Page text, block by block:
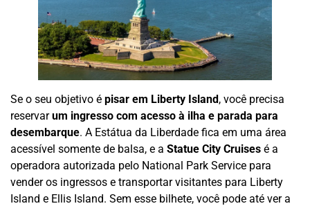
Se o seu objetivo é pisar em Liberty Island, você precisa
reservarum ingresso com acesso à ilha e parada para
desembarque. A Estátua da Liberdade fica em uma área
acessível somente de balsa, e a Statue City Cruises é a
operadora autorizada pelo National Park Service para
vender os ingressos e transportar visitantes para Liberty
Island e Ellis Island. Sem esse bilhete, você pode até ver a